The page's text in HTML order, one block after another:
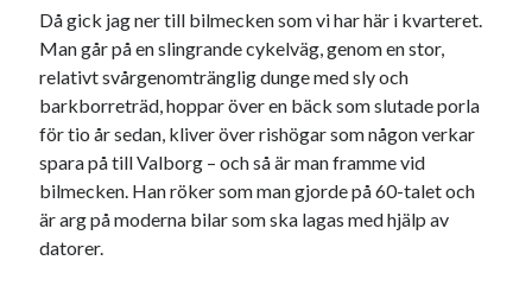
Då gick jag ner till bilmecken som vi har här i kvarteret.
Man går på en slingrande cykelväg, genom en stor,
relativt svårgenomtränglig dunge med sly och
barkborreträd, hoppar över en bäck som slutade porla
för tio år sedan, kliver över rishögar som någon verkar
spara på till Valborg – och så är man framme vid
bilmecken. Han röker som man gjorde på 60-talet och
är arg på moderna bilar som ska lagas med hjälp av
datorer.